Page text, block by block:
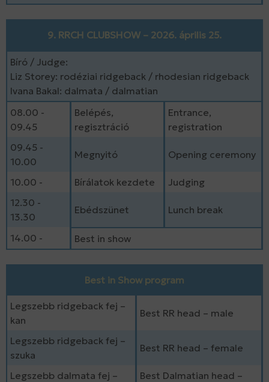
9. RRCH CLUBSHOW – 2026. április 25.
Bíró / Judge:
Liz Storey: rodéziai ridgeback / rhodesian ridgeback
Ivana Bakal: dalmata / dalmatian
08.00 -
09.45
Belépés,
regisztráció
Entrance,
registration
09.45 -
10.00
Megnyitó Opening ceremony
10.00 - Bírálatok kezdete
Judging
12.30 -
13.30
Ebédszünet Lunch break
14.00 - Best in show
Best in Show program
Legszebb ridgeback fej –
kan
Best RR head – male
Legszebb ridgeback fej –
szuka
Best RR head – female
Legszebb dalmata fej –
Best Dalmatian head –